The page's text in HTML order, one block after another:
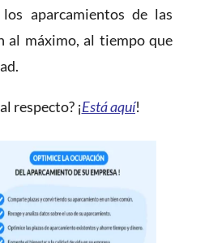
aparcamientos de las
al máximo, al tiempo que
respecto? ¡Está aquí!